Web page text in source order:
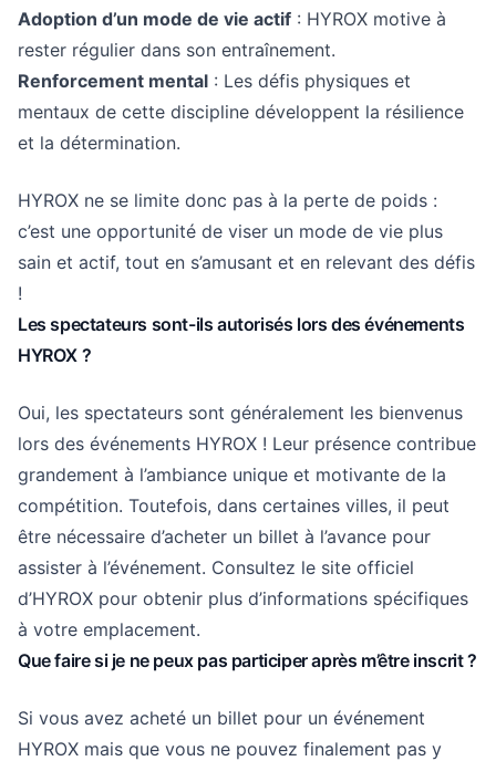
Adoption d’un mode de vie actif : HYROX motive à
rester régulier dans son entraînement.
Renforcement mental : Les défis physiques et
mentaux de cette discipline développent la résilience
et la détermination.
HYROX ne se limite donc pas à la perte de poids :
c’est une opportunité de viser un mode de vie plus
sain et actif, tout en s’amusant et en relevant des défis
!
Les spectateurs sont-ils autorisés lors des événements
HYROX ?
Oui, les spectateurs sont généralement les bienvenus
lors des événements HYROX ! Leur présence contribue
grandement à l’ambiance unique et motivante de la
compétition. Toutefois, dans certaines villes, il peut
être nécessaire d’acheter un billet à l’avance pour
assister à l’événement. Consultez le site officiel
d’HYROX pour obtenir plus d’informations spécifiques
à votre emplacement.
Que faire si je ne peux pas participer après m’être inscrit ?
Si vous avez acheté un billet pour un événement
HYROX mais que vous ne pouvez finalement pas y